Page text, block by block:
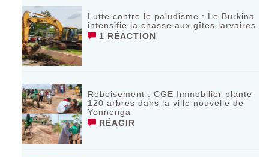
Lutte contre le paludisme : Le Burkina
intensifie la chasse aux gîtes larvaires ‎
1 RÉACTION
Reboisement : CGE Immobilier plante
120 arbres dans la ville nouvelle de
Yennenga
RÉAGIR